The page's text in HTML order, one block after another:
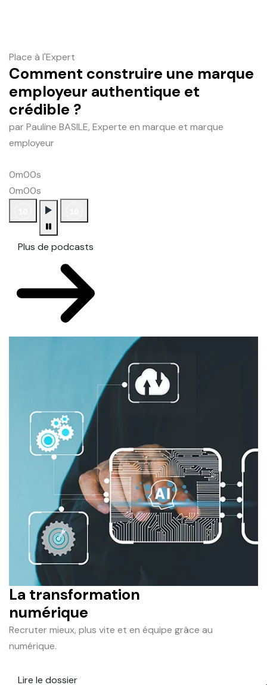
Place à l'Expert
Comment construire une marque
employeur authentique et
crédible ?
par Pauline BASILE, Experte en marque et marque
employeur
0m00s
0m00s
Plus de podcasts
La transformation
numérique
Recruter mieux, plus vite et en équipe grâce au
numérique.
Lire le dossier